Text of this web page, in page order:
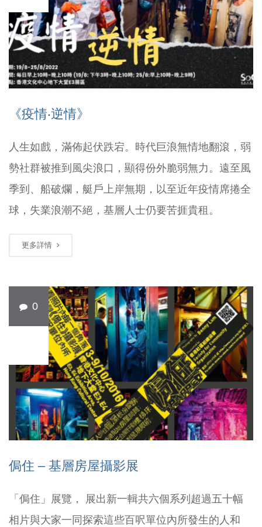
《疫情‧逆情》
人生如戲，滿佈起伏跌宕。時代巨浪無情地翻滾，弱
勢社群被推到風尖浪口，顯得份外脆弱無力。遠至風
季到、船破爛，艇戶上岸無期，以至近年疫情席捲全
球，失業浪潮不絕，基層人士仍要苦捱貴租。
更多詳情
0
侷住 – 基層房屋攝影展
「侷住」展覽， 展出新一輯共六個系列超過五十幅
相片與大家一同探索這些百呎單位內所發生的人和